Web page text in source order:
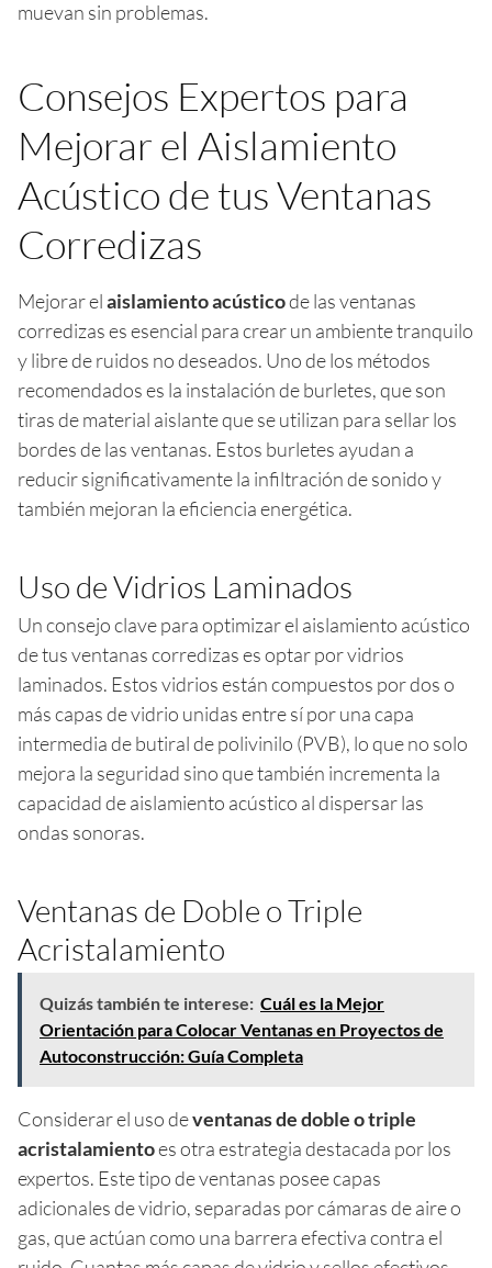
muevan sin problemas.
Consejos Expertos para
Mejorar el Aislamiento
Acústico de tus Ventanas
Corredizas
Mejorar elaislamiento acústicode las ventanas
corredizas es esencial para crear un ambiente tranquilo
y libre de ruidos no deseados. Uno de los métodos
recomendados es la instalación de burletes, que son
tiras de material aislante que se utilizan para sellar los
bordes de las ventanas. Estos burletes ayudan a
reducir significativamente la infiltración de sonido y
también mejoran la eficiencia energética.
Uso de Vidrios Laminados
Un consejo clave para optimizar el aislamiento acústico
de tus ventanas corredizas es optar por vidrios
laminados. Estos vidrios están compuestos por dos o
más capas de vidrio unidas entre sí por una capa
intermedia de butiral de polivinilo (PVB), lo que no solo
mejora la seguridad sino que también incrementa la
capacidad de aislamiento acústico al dispersar las
ondas sonoras.
Ventanas de Doble o Triple
Acristalamiento
Quizás también te interese: Cuál es la Mejor
Orientación para Colocar Ventanas en Proyectos de
Autoconstrucción: Guía Completa
Considerar el uso deventanas de doble o triple
acristalamientoes otra estrategia destacada por los
expertos. Este tipo de ventanas posee capas
adicionales de vidrio, separadas por cámaras de aire o
gas, que actúan como una barrera efectiva contra el